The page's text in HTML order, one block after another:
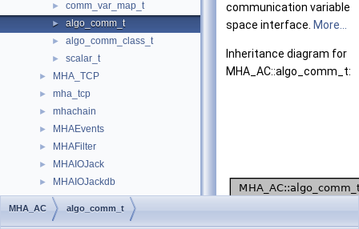
► comm_var_map_t
► algo_comm_t
► algo_comm_class_t
► scalar_t
► MHA_TCP
► mha_tcp
► mhachain
► MHAEvents
► MHAFilter
► MHAIOJack
► MHAIOJackdb
► MHAIOPortAudio
MHAJack
communication variable
space interface. More...
Inheritance diagram for
MHA_AC::algo_comm_t:
MHA_AC algo_comm_t